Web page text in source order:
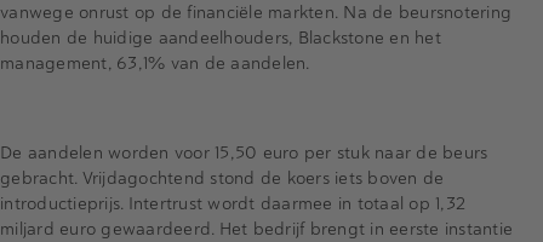
vanwege onrust op de financiële markten. Na de beursnotering
houden de huidige aandeelhouders, Blackstone en het
management, 63,1% van de aandelen.
De aandelen worden voor 15,50 euro per stuk naar de beurs
gebracht. Vrijdagochtend stond de koers iets boven de
introductieprijs. Intertrust wordt daarmee in totaal op 1,32
miljard euro gewaardeerd. Het bedrijf brengt in eerste instantie